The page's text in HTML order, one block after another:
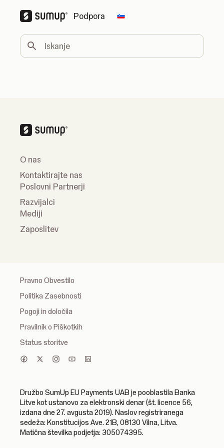
Podpora Change country
Iskanje
O nas
Kontaktirajte nas
Poslovni Partnerji
Razvijalci
Mediji
Zaposlitev
Pravno Obvestilo
Politika Zasebnosti
Pogoji in določila
Pravilnik o Piškotkih
Status storitve
Družbo SumUp EU Payments UAB je pooblastila Banka
Litve kot ustanovo za elektronski denar (št. licence 56,
izdana dne 27. avgusta 2019). Naslov registriranega
sedeža: Konstitucijos Ave. 21B, 08130 Vilna, Litva.
Matična številka podjetja: 305074395.